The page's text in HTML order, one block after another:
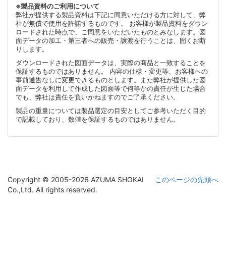
※製品資料のご利用について
弊社が提供する製品資料は下記に同意いただける方に対して、弊
社が無償で使用を許諾するものです。 お客様が製品資料をダウン
ロードされた時点で、ご同意をいただいたものとみなします。図
面データの加工・第三者への販売・譲渡を行うことは、固くお断
りします。
ダウンロードされた図面データは、実際の商品と一致することを
保証するものではありません。 内容の仕様・変更等、お客様への
事前通告なしに変更できるものとします。また弊社が提供した図
面データを利用して作成した図面等で何等かの責任が生じた場合
でも、弊社は責任を負いかねますのでご了承ください。
製品の重量については製品選定の目安としてご参考いただく目的
で記載しており、数値を保証するものではありません。
このページの先頭へ
Copyright © 2005-2026 AZUMA SHOKAI
Co.,Ltd. All rights reserved.